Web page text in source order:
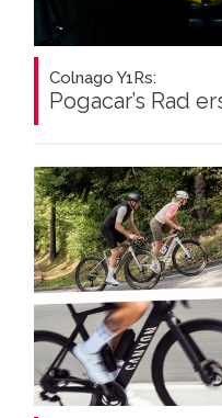
Colnago Y1Rs:
Pogacar’s Rad